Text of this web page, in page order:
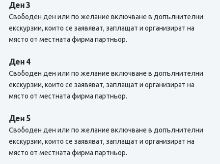
Ден 3
Свободен ден или по желание включване в допълнителни
екскурзии, които се заявяват, заплащат и организират на
място от местната фирма партньор.
Ден 4
Свободен ден или по желание включване в допълнителни
екскурзии, които се заявяват, заплащат и организират на
място от местната фирма партньор.
Ден 5
Свободен ден или по желание включване в допълнителни
екскурзии, които се заявяват, заплащат и организират на
място от местната фирма партньор.